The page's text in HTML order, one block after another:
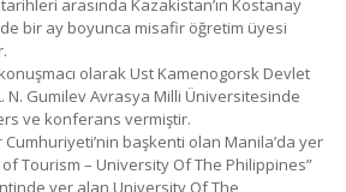
tarihleri arasında Kazakistan’ın Kostanay
bir ay boyunca misafir öğretim üyesi
olarak Ust Kamenogorsk Devlet
N. Gumilev Avrasya Milli Üniversitesinde
ve konferans vermiştir.
Cumhuriyeti’nin başkenti olan Manila’da yer
Tourism – University Of The Philippines”
yer alan University Of The